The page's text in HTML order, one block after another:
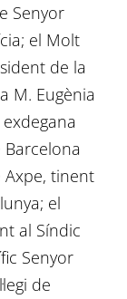
Senyor
el Molt
de la
M. Eugènia
Barcelona
Axpe, tinent
el
al Síndic
Senyor
de